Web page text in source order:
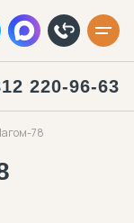
220-96-63
78